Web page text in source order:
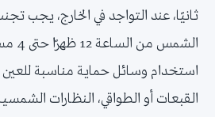
ثانيًا، عند التواجد في الخارج، يجب
استخدام وسائل حماية مناسبة للعين
القبعات أو الطواقي، النظارات